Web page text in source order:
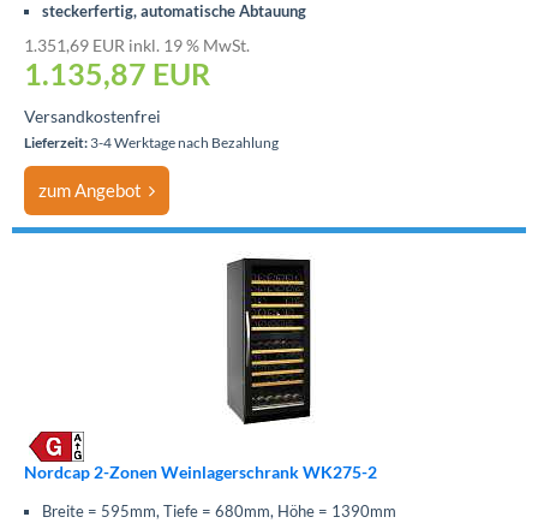
steckerfertig, automatische Abtauung
1.351,69 EUR inkl. 19 % MwSt.
1.135,87 EUR
Versandkostenfrei
Lieferzeit: 3-4 Werktage nach Bezahlung
zum Angebot
Nordcap 2-Zonen Weinlagerschrank WK275-2
Breite = 595mm, Tiefe = 680mm, Höhe = 1390mm